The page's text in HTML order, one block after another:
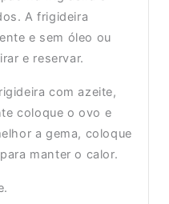
A frigideira
e sem óleo ou
e reservar.
com azeite,
coloque o ovo e
a gema, coloque
manter o calor.